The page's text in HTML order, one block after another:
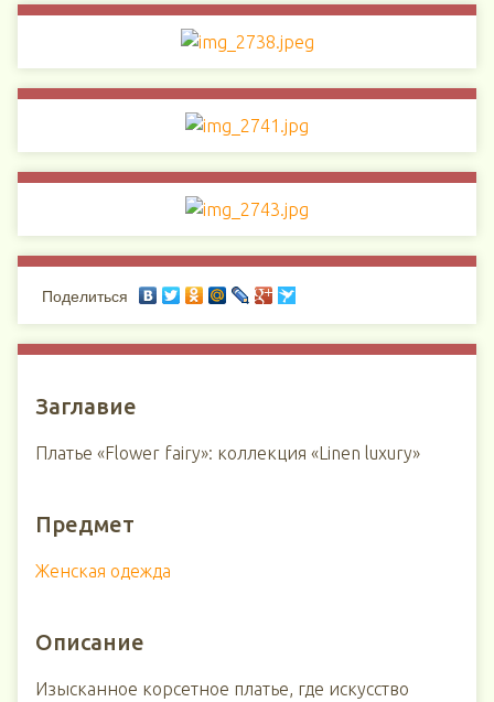
Поделиться
Заглавие
Платье «Flower fairy»: коллекция «Linen luxury»
Предмет
Женская одежда
Описание
Изысканное корсетное платье, где искусство